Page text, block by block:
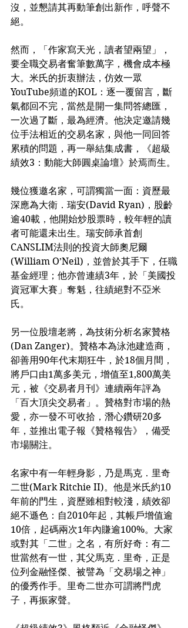
沒，並懇請其再動筆創出新作，呼聲不
絕。
然而，「作家寫天光，讀者望兩望」，
要全職交易者奮筆數萬字，機會成本極
大。米氏的折衷辦法，仿效一眾
YouTube頻道的KOL：逐一覆留言，斷
氣都回不完，當然是開一集問答總匯，
一次過了斷，最為經濟。他決定邀請幾
位手法相近的交易名家，與他一同回答
累積的問題，再一舉結集成書，《超級
績效3：動能大師圓桌論壇》於焉而生。
幾位獲邀名家，可謂獨當一面：資歷最
深應為大衛．瑞安(David Ryan)，股齡
逾40載，他開始炒股票時，較年輕的讀
者可能還未出生。瑞安師承首創
CANSLIM法則的投資大師奧尼爾
(William O’Neil)，並曾於其手下，任職
基金經理；他亦曾連績3年，於「美國投
資冠軍大賽」奪魁，往績絕對不亞米
氏。
另一位股壇老將，為技術分析名家贊格
(Dan Zanger)。贊格本為泳池建造商，
卻善用90年代末期狂牛，於18個月間，
將戶口由1萬多美元，增值至1,800萬美
元，被《交易者月刊》連續兩年評為
「百大頂尖交易者」。贊格對市場的熱
愛，亦一發不可收拾，潛心鑽研20多
年，並推出電子報《贊格報告》，備受
市場關注。
名家中有一年輕身影，乃是馬克．里奇
二世(Mark Ritchie II)。他是米氏約10
年前的門生，資歷雖相對較淺，績效卻
絕不遜色：自2010年起，其帳戶增值逾
10倍，起碼兩次1年內賺逾100%。大家
或對其「二世」之名，有所好奇：有二
世當然有一世，其父馬克．里奇，正是
位列金融怪傑、被譬為「交易場之神」
的優秀作手。里奇二世亦可謂將門虎
子，再振家聲。